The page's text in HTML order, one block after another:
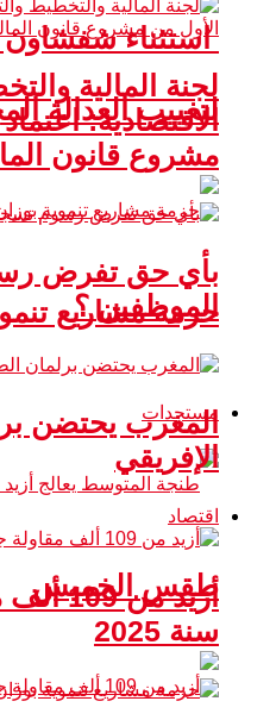
استثناء شفشاون
لتغييب العدالة
حزمة مشاريع
مستجدات
طقس الخميس
لجنة المالية
الاقتصادية:
مشروع قانون
بأي حق تفرض
الموظفين ؟
المغرب يحتضن
الإفريقي
اقتصاد
أزيد
سنة 2025